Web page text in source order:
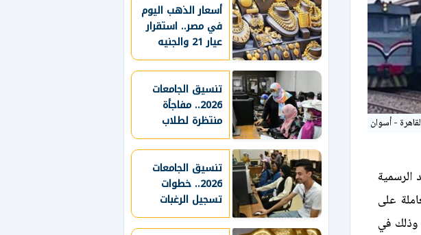
- أسوان
على
البحري والقبلي ليوم الأحد 14 يونيو 2026، وذلك في
أسعار الذهب اليوم
في مصر.. استقرار
عيار 21 والجنيه
الذهب بعد ارتفاع
قوي
تنسيق الجامعات
2026.. مفاجأة
منتظرة لطلاب
الثانوية العامة
بشأن القبول
تنسيق الجامعات
2026.. خطوات
تسجيل الرغبات
وأهم قواعد القبول